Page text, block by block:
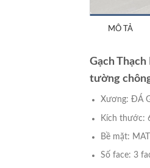
MÔ TẢ
Gạch
tường
Xương: ĐÁ
Kích thước:
Bề mặt:
Số face: 3